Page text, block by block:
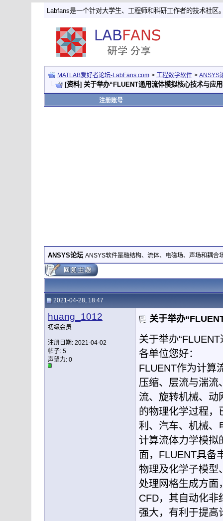
Labfans是一个针对大学生、工程师和科研工作者的技术社区
MATLAB爱好者论坛-LabFans.com > 工程数学软件 > ANSYS
[资料] 关于举办“FLUENT通用流体模拟核心技术与应
注册账号
ANSYS论坛 ANSYS软件是融结构、流体、电磁场、声场和耦合
2021-04-28, 18:47
huang_1012
初级会员
注册日期: 2021-04-02
帖子: 5
声望力: 0
关于举办
关于举办
各单位您好：
FLUENT作为计算
压缩、层流与湍流
流、旋转机械、动
的物理化学过程，
利、汽车、机械、
计算流体力学模拟
面，FLUENT具备
物理及化学子模型
处理网格生成方面
CFD，其自动化非
强大，有利于提高